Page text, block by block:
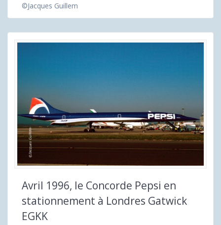
©Jacques Guillem
Avril 1996, le Concorde Pepsi en
stationnement à Londres Gatwick
EGKK